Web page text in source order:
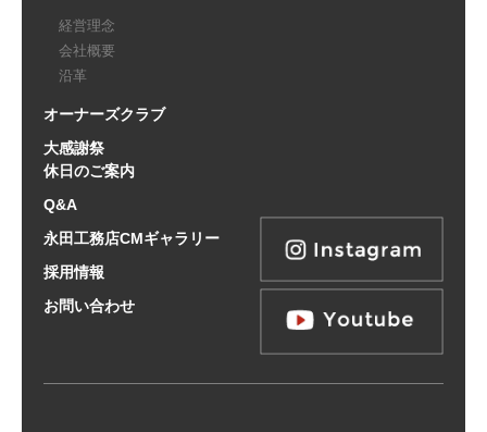
経営理念
会社概要
沿革
オーナーズクラブ
大感謝祭
休日のご案内
Q&A
永田工務店CMギャラリー
採用情報
お問い合わせ